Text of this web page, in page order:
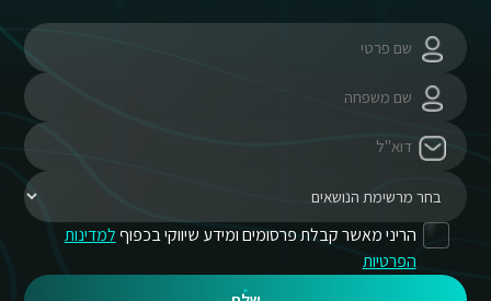
הריני מאשר קבלת פרסומים ומידע שיווקי בכפוףלמדינות
הפרטיות